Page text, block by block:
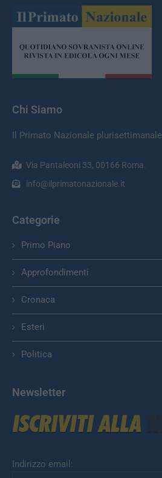
Chi Siamo
Il Primato Nazionale
Via Pantaleoni 33, 00166 Roma.
info@ilprimatonazionale.it
Categorie
Primo Piano
Approfondimenti
Cronaca
Esteri
Politica
Newsletter
Indirizzo email: